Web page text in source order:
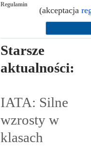
Regulamin
(akceptacja
Starsze
aktualności:
IATA: Silne
wzrosty w
klasach